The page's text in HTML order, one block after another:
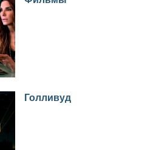
Голливуд